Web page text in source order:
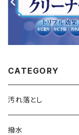
CATEGORY
汚れ落とし
カビ取り＆クリーナー
撥水